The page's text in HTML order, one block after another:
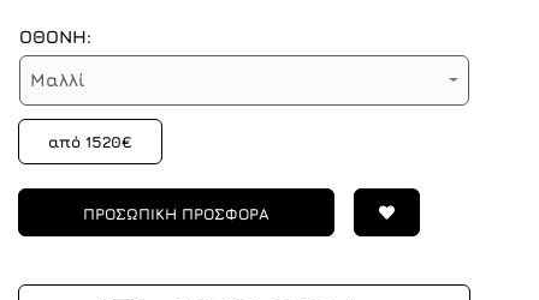
ΟΘΟΝΗ:
Μαλλί
από 1520€
ΠΡΟΣΩΠΙΚΗ ΠΡΟΣΦΟΡΑ